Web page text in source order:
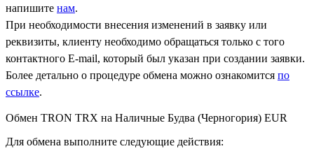
напишите нам.
При необходимости внесения изменений в заявку или
реквизиты, клиенту необходимо обращаться только с того
контактного Е-mail, который был указан при создании заявки.
Более детально о процедуре обмена можно ознакомится по
ссылке.
Обмен TRON TRX на Наличные Будва (Черногория) EUR
Для обмена выполните следующие действия: